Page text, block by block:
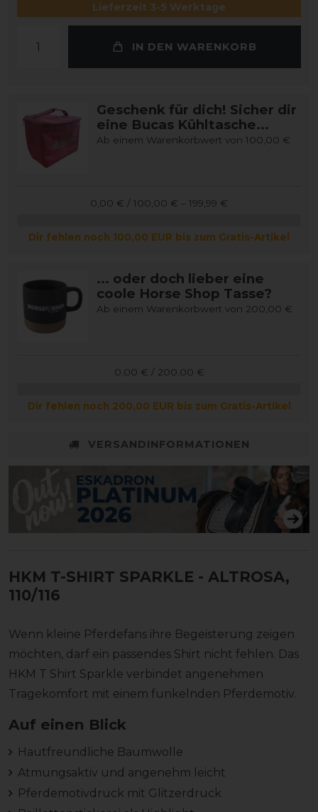
Lieferzeit 3-5 Werktage
IN DEN WARENKORB
Geschenk für dich! Sicher dir
eine Bucas Kühltasche...
Ab einem Warenkorbwert von 100,00 €
0,00 € / 100,00 € – 199,99 €
Dir fehlen noch 100,00 EUR bis zum Gratis-Artikel
... oder doch lieber eine
coole Horse Shop Tasse?
Ab einem Warenkorbwert von 200,00 €
0,00 € / 200,00 €
Dir fehlen noch 200,00 EUR bis zum Gratis-Artikel
VERSANDINFORMATIONEN
HKM T-SHIRT SPARKLE - ALTROSA,
110/116
Wenn kleine Pferdefans ihre Begeisterung zeigen
möchten, darf ein passendes Shirt nicht fehlen. Das
HKM T Shirt Sparkle verbindet angenehmen
Tragekomfort mit einem funkelnden Pferdemotiv.
Auf einen Blick
Hautfreundliche Baumwolle
Atmungsaktiv und angenehm leicht
Pferdemotivdruck mit Glitzerdruck